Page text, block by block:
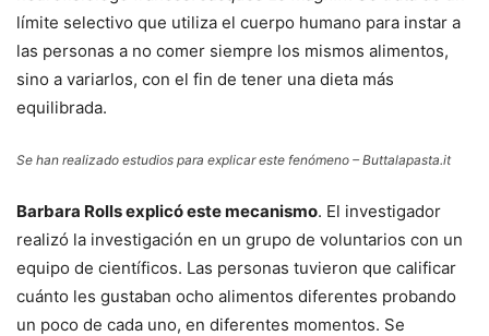
límite selectivo que utiliza el cuerpo humano para instar a
las personas a no comer siempre los mismos alimentos,
sino a variarlos, con el fin de tener una dieta más
equilibrada.
Se han realizado estudios para explicar este fenómeno – Buttalapasta.it
Barbara Rolls explicó este mecanismo. El investigador
realizó la investigación en un grupo de voluntarios con un
equipo de científicos. Las personas tuvieron que calificar
cuánto les gustaban ocho alimentos diferentes probando
un poco de cada uno, en diferentes momentos. Se